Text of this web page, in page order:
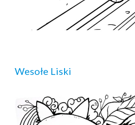
Wesołe Liski